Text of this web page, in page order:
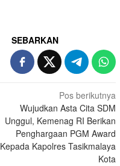
SEBARKAN
Pos berikutnya
Wujudkan Asta Cita SDM
Unggul, Kemenag RI Berikan
Penghargaan PGM Award
Kepada Kapolres Tasikmalaya
Kota